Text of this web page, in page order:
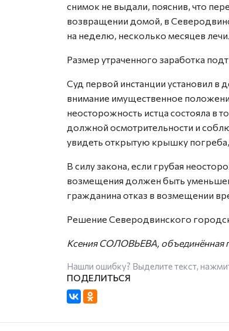
снимок не выдали, пояснив, что
возвращении домой, в
на неделю, несколько месяцев
Размер утраченного заработка
Суд первой инстанции установил в
внимание имущественное
неосторожность истца состояла в
должной осмотрительности и
увидеть открытую крышку
В силу закона, если грубая
возмещения должен быть
гражданина отказ в возмещении
Решение Северодвинского
Ксения СОЛОВЬЕВА, объединённая
Нашли ошибку? Выделите текст,